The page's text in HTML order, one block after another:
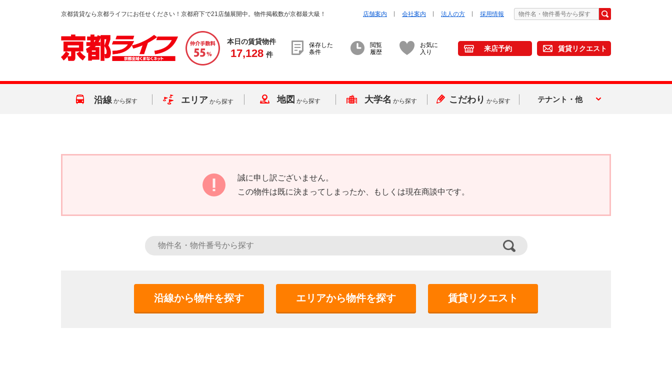
京都賃貸なら京都ライフにお任せください！京都府下で21店舗展開中。物件掲載数が京都最大級！ 店舗案内 会社案内 法人の方 採用情報
本日の賃貸物件
17,128 件
保存した
条件
閲覧
履歴
お気に
入り
来店予約 賃貸リクエスト
沿線 から探す エリア から探す 地図 から探す 大学名 から探す こだわり から探す テナント・他
誠に申し訳ございません。
この物件は既に決まってしまったか、もしくは現在商談中です。
沿線から物件を探す エリアから物件を探す 賃貸リクエスト